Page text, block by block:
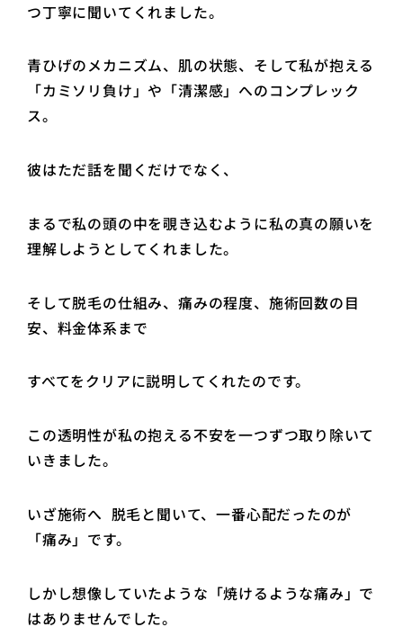
つ丁寧に聞いてくれました。
青ひげのメカニズム、肌の状態、そして私が抱える
「カミソリ負け」や「清潔感」へのコンプレック
ス。
彼はただ話を聞くだけでなく、
まるで私の頭の中を覗き込むように私の真の願いを
理解しようとしてくれました。
そして脱毛の仕組み、痛みの程度、施術回数の目
安、料金体系まで
すべてをクリアに説明してくれたのです。
この透明性が私の抱える不安を一つずつ取り除いて
いきました。
いざ施術へ 脱毛と聞いて、一番心配だったのが
「痛み」です。
しかし想像していたような「焼けるような痛み」で
はありませんでした。